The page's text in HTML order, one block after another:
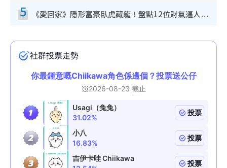
5 《愛回家》隱形富豪臥虎藏龍！盤點12位財氣逼人的有錢藝人：呢位靚女3億身家唔憂做